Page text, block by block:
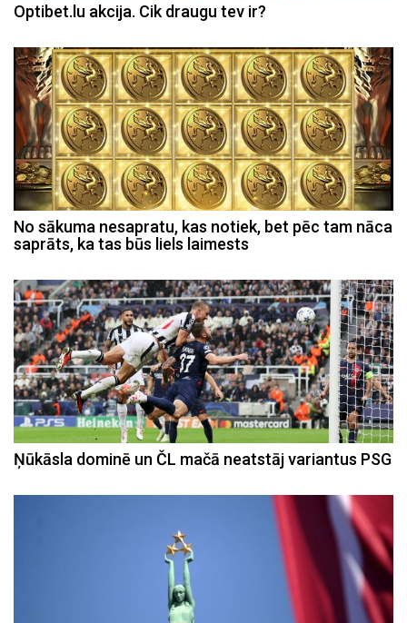
Optibet.lu akcija. Cik draugu tev ir?
No sākuma nesapratu, kas notiek, bet pēc tam nāca
saprāts, ka tas būs liels laimests
Ņūkāsla dominē un ČL mačā neatstāj variantus PSG